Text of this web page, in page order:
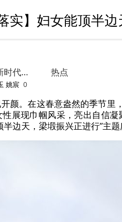
落实】妇女能顶半
新时代文明实践 热点
姚宸 0
颜。在这春意盎然的季节里
展现巾帼风采，亮出自信凝
半边天，梁塅振兴正进行”主